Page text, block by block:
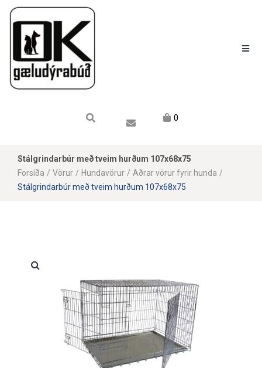
0
Stálgrindarbúr með tveim hurðum 107x68x75
Forsíða / Vörur / Hundavörur / Aðrar vörur fyrir hunda /
Stálgrindarbúr með tveim hurðum 107x68x75